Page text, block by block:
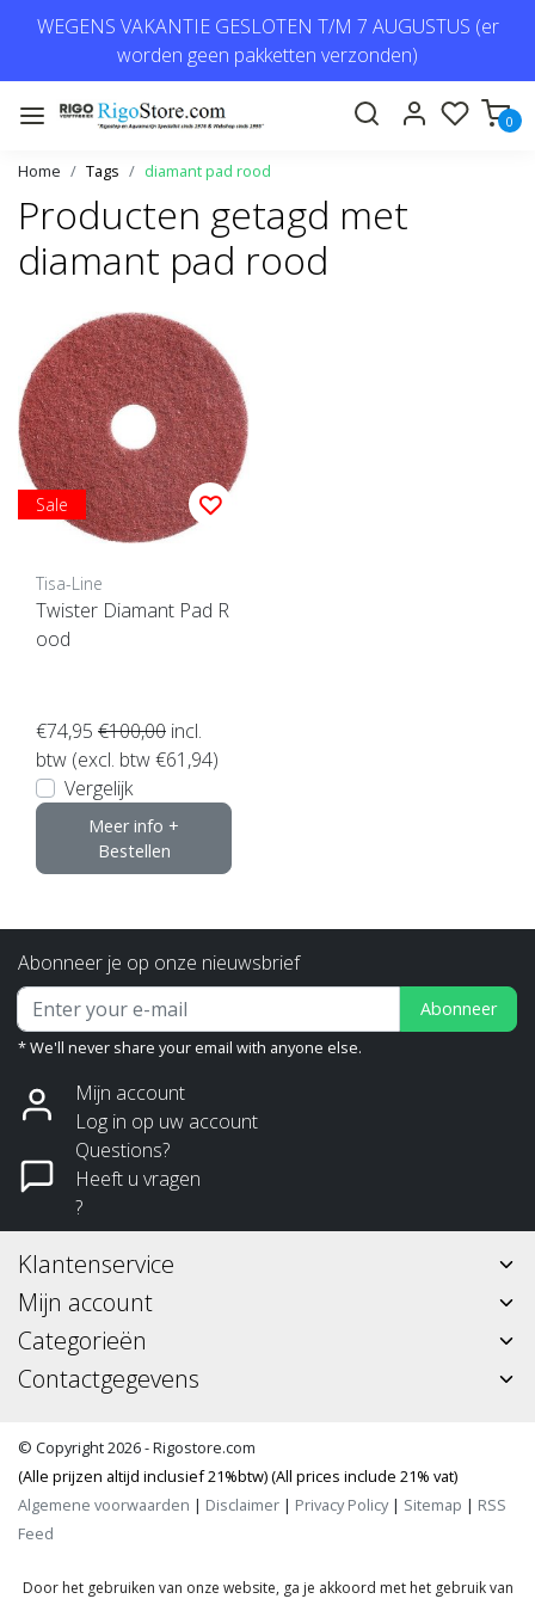
WEGENS VAKANTIE GESLOTEN T/M 7 AUGUSTUS (er
worden geen pakketten verzonden)
0
Home Tags diamant pad rood
Producten getagd met
diamant pad rood
Sale
Tisa-Line
Twister Diamant Pad R
ood
€74,95 €100,00 incl.
btw (excl. btw €61,94)
Vergelijk
Meer info +
Bestellen
Abonneer je op onze nieuwsbrief
Abonneer
* We'll never share your email with anyone else.
Mijn account
Log in op uw account
Questions?
Heeft u vragen
?
Klantenservice
Mijn account
Categorieën
Contactgegevens
© Copyright 2026 - Rigostore.com
(Alle prijzen altijd inclusief 21%btw) (All prices include 21% vat)
Algemene voorwaarden | Disclaimer | Privacy Policy| Sitemap | RSS
Feed
Door het gebruiken van onze website, ga je akkoord met het gebruik van